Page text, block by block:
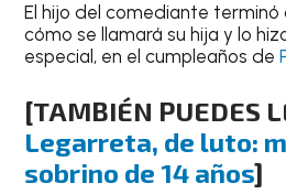
El hijo del comediante terminó
cómo se llamará su hija y lo
especial, en el cumpleaños de
[TAMBIÉN PUEDES
Legarreta, de luto:
sobrino de 14 años]